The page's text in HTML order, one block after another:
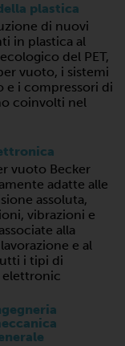
plastica
di nuovi
in plastica al
del PET,
vuoto, i sistemi
e i compressori di
coinvolti nel
vuoto Becker
adatte alle
assoluta,
vibrazioni e
alla
e al
i tipi di